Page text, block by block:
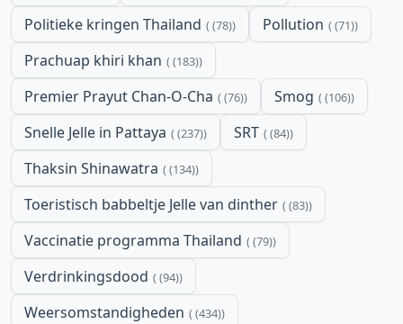
Politieke kringen Thailand (78) Pollution (71)
Prachuap khiri khan (183)
Premier Prayut Chan-O-Cha (76) Smog (106)
Snelle Jelle in Pattaya (237) SRT (84)
Thaksin Shinawatra (134)
Toeristisch babbeltje Jelle van dinther (83)
Vaccinatie programma Thailand (79)
Verdrinkingsdood (94)
Weersomstandigheden (434)